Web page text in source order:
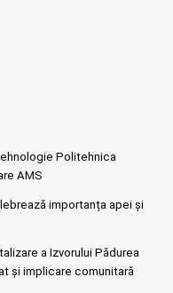
Politehnica
AMS
importanța apei și
a Izvorului Pădurea
și implicare comunitară